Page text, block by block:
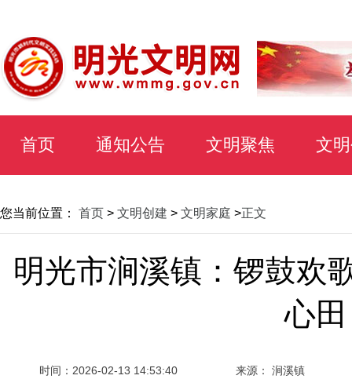
首页 通知公告 文明聚焦 文
您当前位置： 首页 > 文明创建 > 文明家庭 >正文
明光市涧溪镇：锣鼓欢
心田
时间： 2026-02-13 14:53:40 来源： 涧溪镇